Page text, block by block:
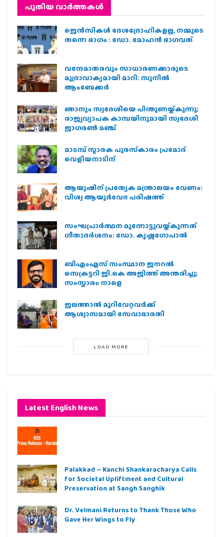
പുതിയ വാര്‍ത്തകള്‍
ജെന്‍സികള്‍ ദേശദ്രോഹികളല്ല, നമ്മുടെ
തന്നെ ഭാഗം : ഡോ. മോഹന്‍ ഭാഗവത്
വന്ദേമാതരവും സാധാരണക്കാരുടെ
മുദ്രാവാക്യമായി മാറി: സുനിൽ
ആംബേക്കർ
ഞാനും സ്വദേശിയെ പിന്തുണയ്ക്കുന്നു;
രാജ്യവ്യാപക കാമ്പയിനുമായി സ്വദേശി
ജാഗരണ്‍ മഞ്ച്
മാടമ്പ് സ്മാരക പുരസ്‌കാരം പ്രമോദ്
വെളിയനാടിന്
ആയുഷിന് പ്രത്യേക മന്ത്രാലയം വേണം:
വിശ്വ ആയുര്‍വേദ പരിഷത്ത്
സംഘപ്രാര്‍ത്ഥന മുന്നോട്ടുവയ്ക്കുന്നത്
ഗീതാദര്‍ശനം: ഡോ. കൃഷ്ണഗോപാല്‍
ബിഎംഎസ് സംസ്ഥാന ജനറൽ
സെക്രട്ടറി ജി.കെ അജിത്ത് അന്തരിച്ചു;
സംസ്കാരം നാളെ
ജലത്താല്‍ മുറിവേറ്റവര്‍ക്ക്
ആശ്വാസമായി സേവാഭാരതി
LOAD MORE
Latest English News
Palakkad – Kanchi Shankaracharya Calls
for Societal Upliftment and Cultural
Preservation at Sangh Sanghik
Dr. Velmani Returns to Thank Those Who
Gave Her Wings to Fly